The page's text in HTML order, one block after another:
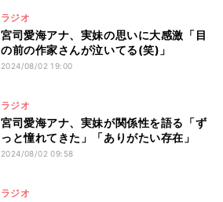
ラジオ
宮司愛海アナ、実妹の思いに大感激「目
の前の作家さんが泣いてる(笑)」
2024/08/02 19:00
ラジオ
宮司愛海アナ、実妹が関係性を語る「ず
っと憧れてきた」「ありがたい存在」
2024/08/02 09:58
ラジオ